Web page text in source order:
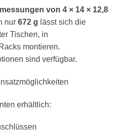
von 4 × 14 × 12,8
nur 672 g lässt sich die
Tischen, in
montieren.
sind verfügbar.
erhältlich: